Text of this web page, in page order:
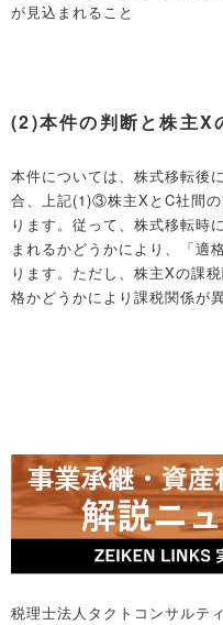
が見込まれること
(2)本件の判断と株主X
本件については、株式移転後
合、上記(1)③株主XとC社間
ります。従って、株式移転時
まれるかどうかにより、「適
ります。ただし、株主Xの課
格かどうかにより課税関係が
税理士法人タクトコンサルテ